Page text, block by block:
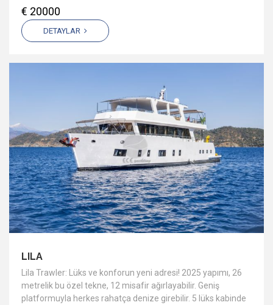
€ 20000
DETAYLAR
LILA
Lila Trawler: Lüks ve konforun yeni adresi! 2025 yapımı, 26
metrelik bu özel tekne, 12 misafir ağırlayabilir. Geniş
platformuyla herkes rahatça denize girebilir. 5 lüks kabinde